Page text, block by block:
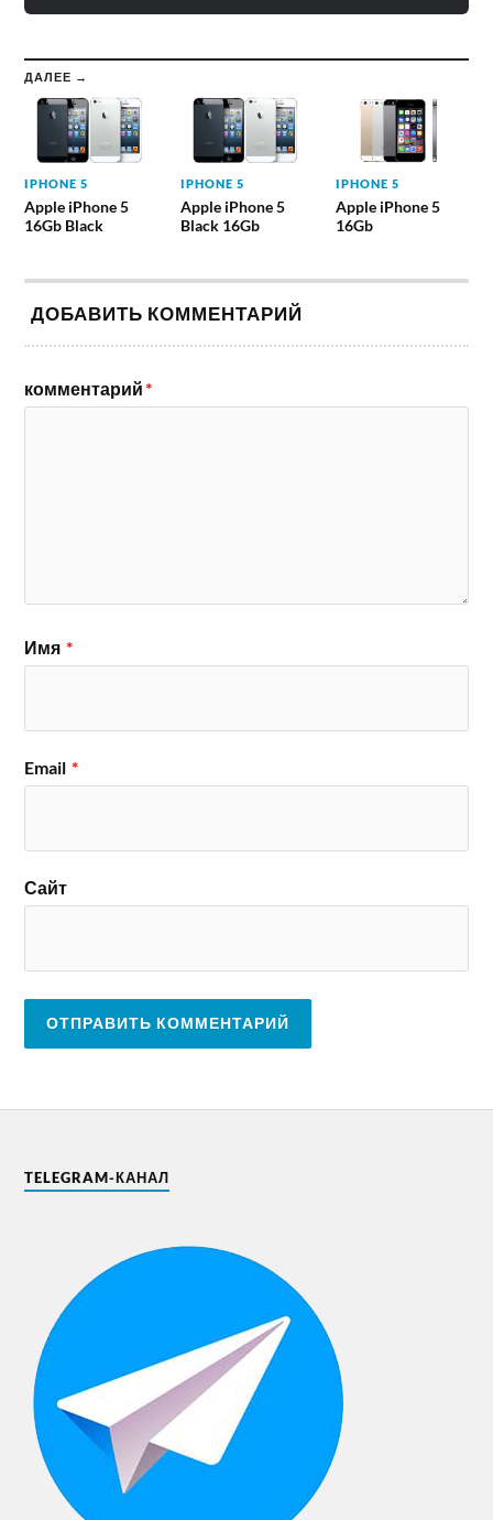
ДАЛЕЕ →
IPHONE 5
Apple iPhone 5
16Gb Black
IPHONE 5
Apple iPhone 5
Black 16Gb
IPHONE 5
Apple iPhone 5
16Gb
ДОБАВИТЬ КОММЕНТАРИЙ
комментарий*
Имя *
Email *
Сайт
TELEGRAM-КАНАЛ